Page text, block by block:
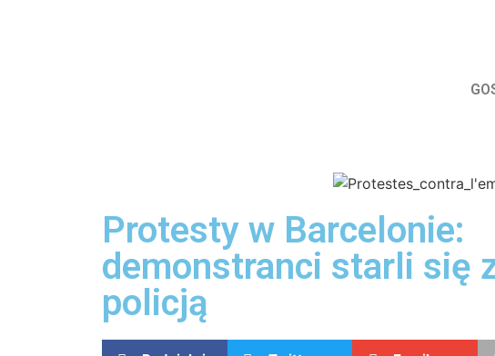
Protesty w Barcelonie:
demonstranci starli się
policją